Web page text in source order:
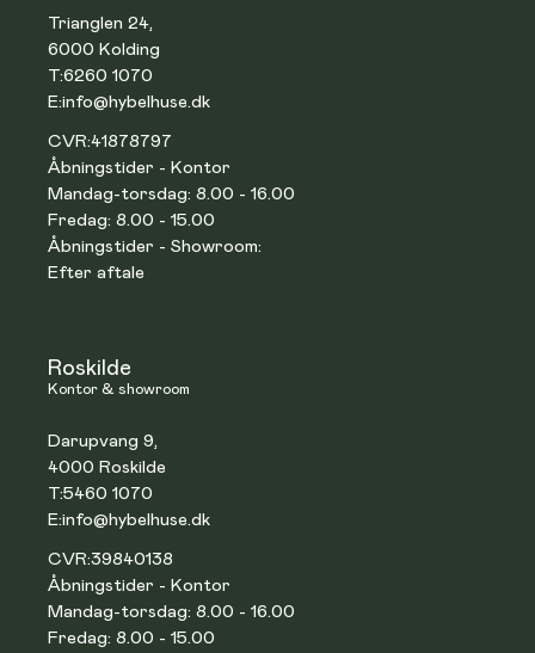
Trianglen 24,
6000 Kolding
T:6260 1070
E:info@hybelhuse.dk
CVR:41878797
Åbningstider - Kontor
Mandag-torsdag: 8.00 - 16.00
Fredag: 8.00 - 15.00
Åbningstider - Showroom:
Efter aftale
Roskilde
Kontor & showroom
Darupvang 9,
4000 Roskilde
T:5460 1070
E:info@hybelhuse.dk
CVR:39840138
Åbningstider - Kontor
Mandag-torsdag: 8.00 - 16.00
Fredag: 8.00 - 15.00